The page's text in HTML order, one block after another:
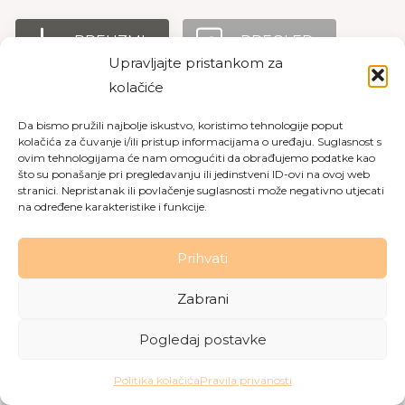
Upravljajte pristankom za
kolačiće
Da bismo pružili najbolje iskustvo, koristimo tehnologije poput
kolačića za čuvanje i/ili pristup informacijama o uređaju. Suglasnost s
ovim tehnologijama će nam omogućiti da obrađujemo podatke kao
što su ponašanje pri pregledavanju ili jedinstveni ID-ovi na ovoj web
stranici. Nepristanak ili povlačenje suglasnosti može negativno utjecati
na određene karakteristike i funkcije.
Prihvati
Zabrani
Pogledaj postavke
Politika kolačićaPravila privanosti
PREUZMI PREGLED
Copyright © 2026 Dom za starije osobe Labin| Pravila
privatnosti |Politika kolačića
Made with love byGobo Digital